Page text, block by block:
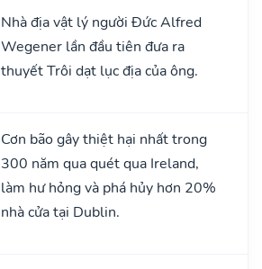
Nhà địa vật lý người Đức Alfred
Wegener lần đầu tiên đưa ra
thuyết Trôi dạt lục địa của ông.
Cơn bão gây thiệt hại nhất trong
300 năm qua quét qua Ireland,
làm hư hỏng và phá hủy hơn 20%
nhà cửa tại Dublin.